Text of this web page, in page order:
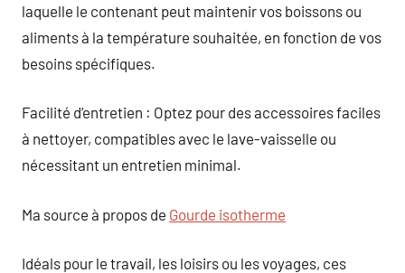
laquelle le contenant peut maintenir vos boissons ou
aliments à la température souhaitée, en fonction de vos
besoins spécifiques.
Facilité d’entretien : Optez pour des accessoires faciles
à nettoyer, compatibles avec le lave-vaisselle ou
nécessitant un entretien minimal.
Ma source à propos de Gourde isotherme
Idéals pour le travail, les loisirs ou les voyages, ces